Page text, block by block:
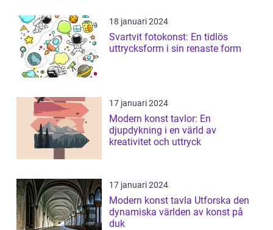
18 januari 2024
Svartvit fotokonst: En tidlös
uttrycksform i sin renaste form
17 januari 2024
Modern konst tavlor: En
djupdykning i en värld av
kreativitet och uttryck
17 januari 2024
Modern konst tavla Utforska den
dynamiska världen av konst på
duk